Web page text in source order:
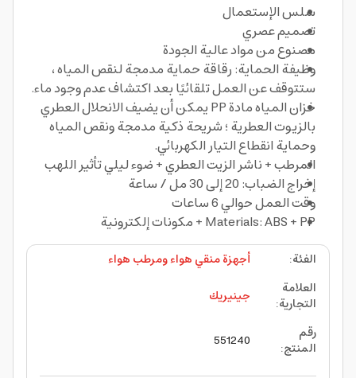
سلس الإستعمال
تصميم عصري
مصنوع من مواد عالية الجودة
وظيفة الحماية: رقاقة حماية مدمجة لنقص المياه ،
ستتوقف عن العمل تلقائيًا بعد اكتشاف عدم وجود ماء.
خزان المياه مادة PP يمكن أن يضيف الانحلال العطري
بالزيوت العطرية ؛ شريحة ذكية مدمجة ونقص المياه
وحماية انقطاع التيار الكهربائي.
المرطب + ناشر الزيت العطري + ضوء ليلي تأثير اللهب
إخراج الضباب: 20 إلى 30 مل / ساعة
وقت العمل حوالي 6 ساعات
Materials: ABS + PP + مكونات إلكترونية
الفئة:
أجهزة منقي هواء ومرطب هواء
العلامة
التجارية:
جينيريك
رقم
المنتج:
551240